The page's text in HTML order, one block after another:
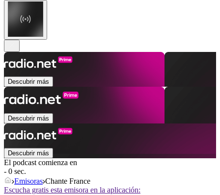
Descubrir más
Descubrir más
Descubrir más
El podcast comienza en
- 0 sec.
Emisoras Chante France
Escucha gratis esta emisora en la aplicación: